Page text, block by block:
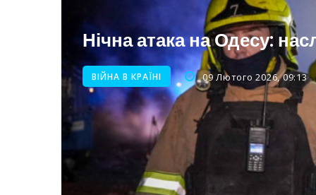
Нічна атака на Одесу:
Енергетична підтримка
Нічна атака на Одесу:
ВІЙНА В КРАЇНІ 09 Лютого 2026, 09:13